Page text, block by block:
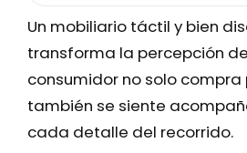
Un mobiliario táctil y bien
transforma la percepción
consumidor no solo compra
también se siente
cada detalle del recorrido.